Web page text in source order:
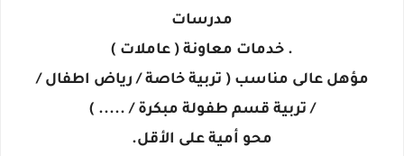
مدرسات
. خدمات معاونة ( عاملات )
مؤهل عالى مناسب ( تربية خاصة / رياض اطفال /
/ تربية قسم طفولة مبكرة / ..... )
محو أمية على الأقل.